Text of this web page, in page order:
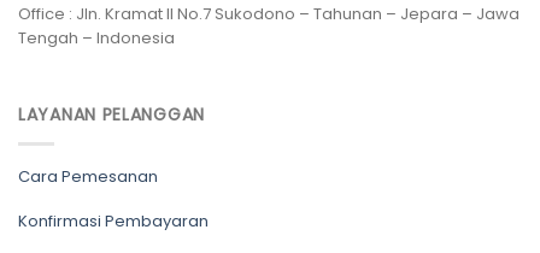
Office : Jln. Kramat II No.7 Sukodono – Tahunan – Jepara – Jawa
Tengah – Indonesia
LAYANAN PELANGGAN
Cara Pemesanan
Konfirmasi Pembayaran